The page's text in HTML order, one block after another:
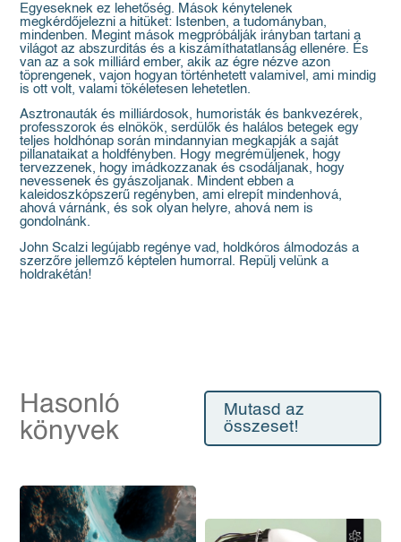
Egyeseknek ez lehetőség. Mások kénytelenek
megkérdőjelezni a hitüket: Istenben, a tudományban,
mindenben. Megint mások megpróbálják irányban tartani a
világot az abszurditás és a kiszámíthatatlanság ellenére. És
van az a sok milliárd ember, akik az égre nézve azon
töprengenek, vajon hogyan történhetett valamivel, ami mindig
is ott volt, valami tökéletesen lehetetlen.
Asztronauták és milliárdosok, humoristák és bankvezérek,
professzorok és elnökök, serdülők és halálos betegek egy
teljes holdhónap során mindannyian megkapják a saját
pillanataikat a holdfényben. Hogy megrémüljenek, hogy
tervezzenek, hogy imádkozzanak és csodáljanak, hogy
nevessenek és gyászoljanak. Mindent ebben a
kaleidoszkópszerű regényben, ami elrepít mindenhová,
ahová várnánk, és sok olyan helyre, ahová nem is
gondolnánk.
John Scalzi legújabb regénye vad, holdkóros álmodozás a
szerzőre jellemző képtelen humorral. Repülj velünk a
holdrakétán!
Hasonló
könyvek
Mutasd az
összeset!